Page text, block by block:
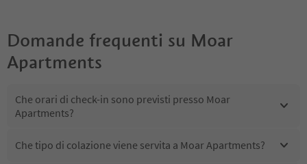
Domande frequenti su Moar
Apartments
Che orari di check-in sono previsti presso Moar
Apartments?
Che tipo di colazione viene servita a Moar Apartments?